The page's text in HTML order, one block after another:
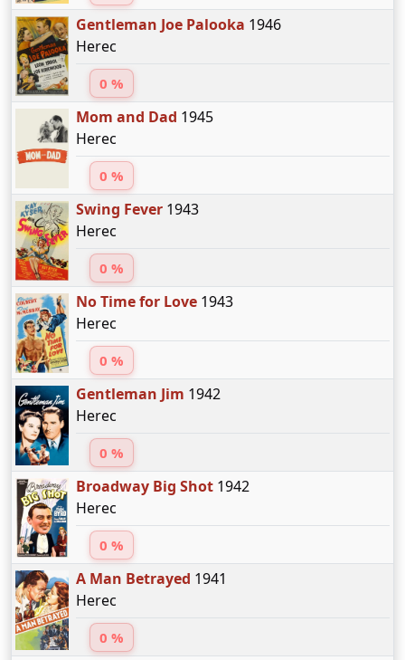
Gentleman Joe Palooka 1946
Herec
0 %
Mom and Dad 1945
Herec
0 %
Swing Fever1943
Herec
0 %
No Time for Love1943
Herec
0 %
Gentleman Jim 1942
Herec
0 %
Broadway Big Shot1942
Herec
0 %
A Man Betrayed 1941
Herec
0 %